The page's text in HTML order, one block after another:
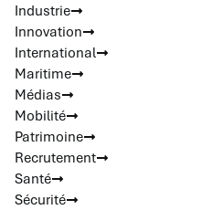
Industrie
Innovation
International
Maritime
Médias
Mobilité
Patrimoine
Recrutement
Santé
Sécurité